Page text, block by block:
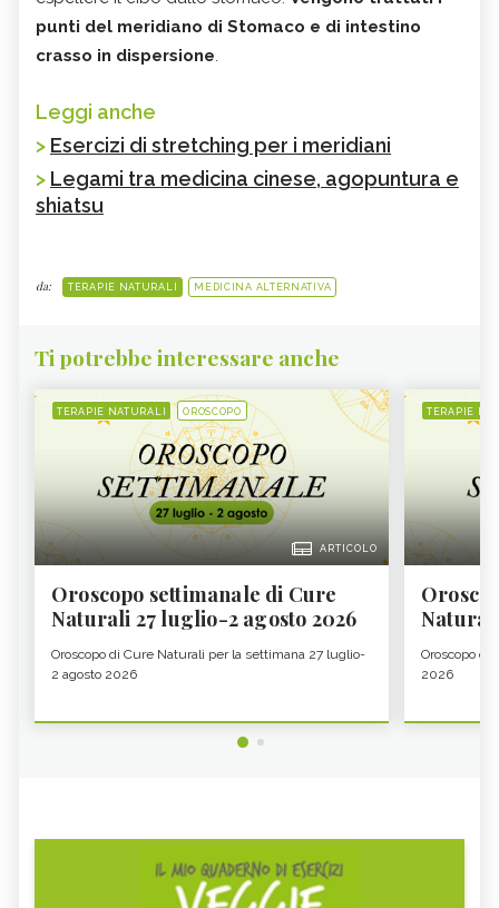
punti del meridiano di Stomaco e di intestino
crasso in dispersione.
Leggi anche
> Esercizi di stretching per i meridiani
> Legami tra medicina cinese, agopuntura e
shiatsu
da: TERAPIE NATURALI MEDICINA ALTERNATIVA
Ti potrebbe interessare anche
TERAPIE NATURALI OROSCOPO
ARTICOLO
Oroscopo settimanale di Cure
Naturali 27 luglio-2 agosto 2026
Oroscopo di Cure Naturali per la settimana 27 luglio-
2 agosto 2026
TERAPIE
Oroscopo di
2026